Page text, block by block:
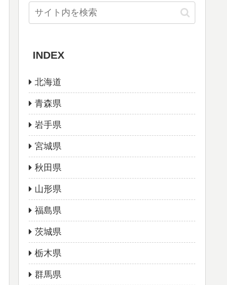
INDEX
北海道
青森県
岩手県
宮城県
秋田県
山形県
福島県
茨城県
栃木県
群馬県